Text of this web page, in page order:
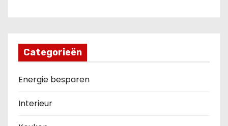
Categorieën
Energie besparen
Interieur